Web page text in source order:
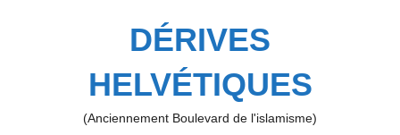
DÉRIVES
HELVÉTIQUES
(Anciennement Boulevard de l'islamisme)